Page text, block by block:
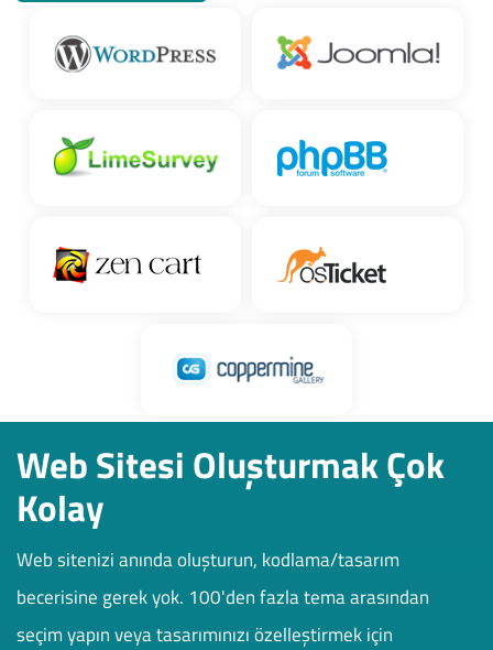
Web Sitesi Oluşturmak Çok
Kolay
Web sitenizi anında oluşturun, kodlama/tasarım
becerisine gerek yok. 100'den fazla tema arasından
seçim yapın veya tasarımınızı özelleştirmek için